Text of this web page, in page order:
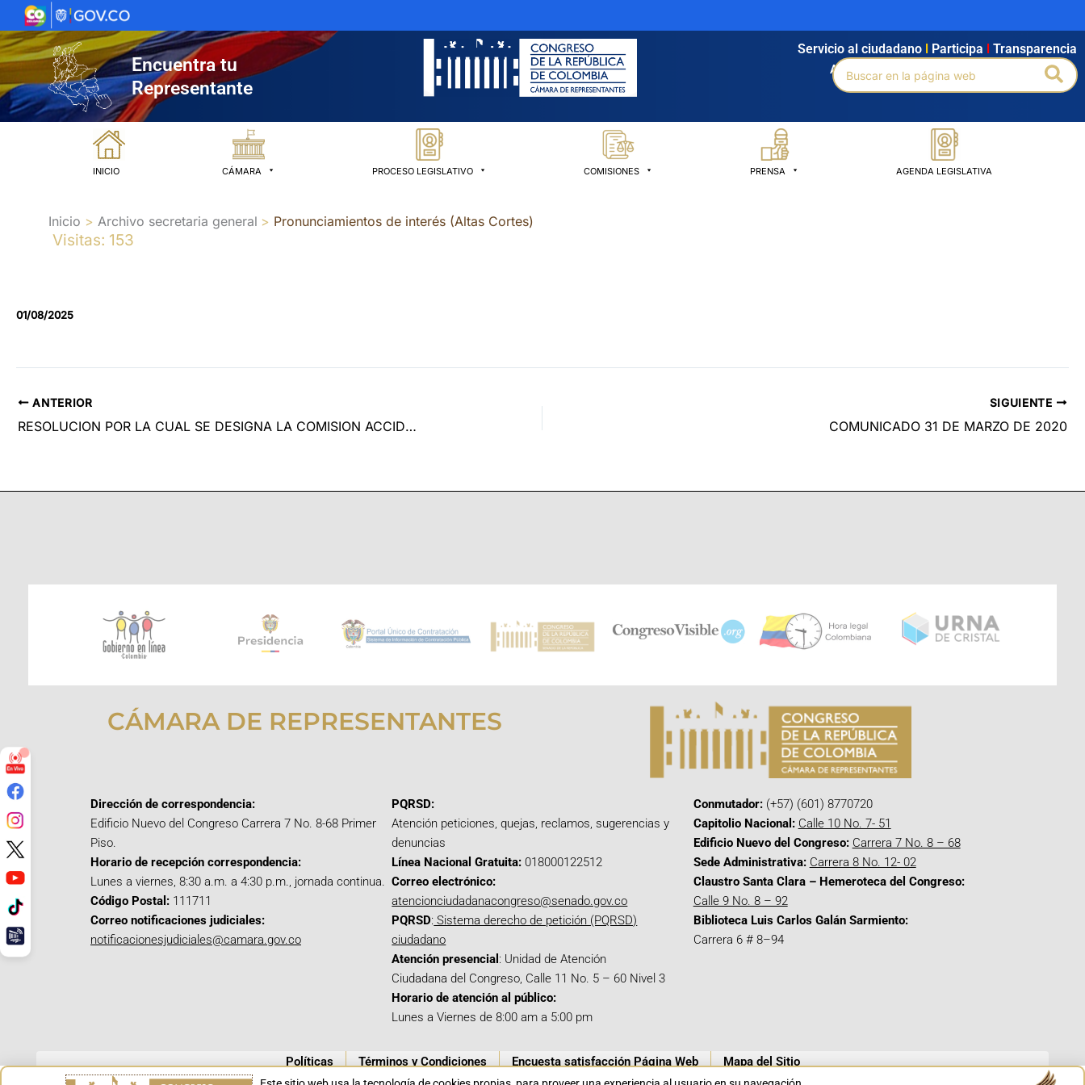
al
contenido
Encuentra tu
Representante
Agendamiento Intranet Búsqueda avanzada
Servicio al ciudadano Participa Transparencia
Buscar
por:
INICIO CÁMARA PROCESO LEGISLATIVO COMISIONES PRENSA AGENDA LEGISLATIVA
Inicio Archivo secretaria general Pronunciamientos de interés (Altas Cortes)
Visitas: 153
01/08/2025
ANTERIOR
RESOLUCION POR LA CUAL SE DESIGNA LA COMISION ACCIDENTAL PARA DEFINIR LA LISTA DE ELEGIBLES PARA ELEGIR CONTRALOR GENERAL DE LA REPÚBLICA 2022-2026
SIGUIENTE
COMUNICADO 31 DE MARZO DE 2020
CÁMARA DE REPRESENTANTES
Dirección de correspondencia:
Edificio Nuevo del Congreso Carrera 7 No. 8-68 Primer
Piso.
Horario de recepción correspondencia:
Lunes a viernes, 8:30 a.m. a 4:30 p.m., jornada continua.
Código Postal: 111711
Correo notificaciones judiciales:
notificacionesjudiciales@camara.gov.co
PQRSD:
Atención peticiones, quejas, reclamos, sugerencias y
denuncias
Línea Nacional Gratuita: 018000122512
Correo electrónico:
atencionciudadanacongreso@senado.gov.co
PQRSD: Sistema derecho de petición (PQRSD)
ciudadano
Atención presencial : Unidad de Atención
Ciudadana del Congreso, Calle 11 No. 5 – 60 Nivel 3
Horario de atención al público:
Lunes a Viernes de 8:00 am a 5:00 pm
Conmutador:(+57) (601) 8770720
Capitolio Nacional: Calle 10 No. 7- 51
Edificio Nuevo del Congreso: Carrera 7 No. 8 – 68
Sede Administrativa: Carrera 8 No. 12- 02
Claustro Santa Clara – Hemeroteca del Congreso:
Calle 9 No. 8 – 92
Biblioteca Luis Carlos Galán Sarmiento:
Carrera 6 # 8–94
Políticas Términos y Condiciones Encuesta satisfacción Página Web Mapa del Sitio